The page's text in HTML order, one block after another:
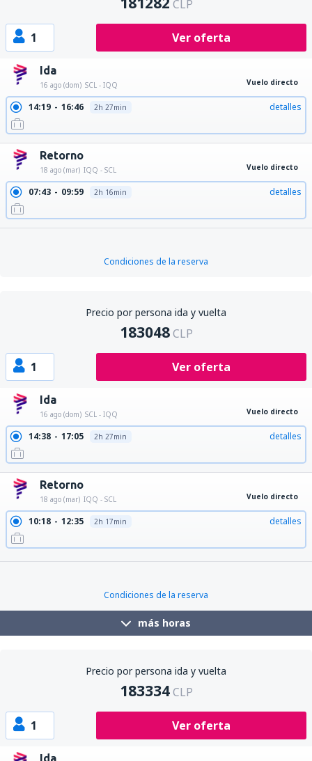
CLP
1 Ver oferta
Ida
16 ago (dom) SCL - IQQ Vuelo directo
14:19 16:46 2h 27min detalles
Retorno
18 ago (mar) IQQ - SCL Vuelo directo
07:43 09:59 2h 16min detalles
Condiciones de la reserva
Precio por persona ida y vuelta
183048 CLP
1 Ver oferta
Ida
16 ago (dom) SCL - IQQ Vuelo directo
14:38 17:05 2h 27min detalles
Retorno
18 ago (mar) IQQ - SCL Vuelo directo
10:18 12:35 2h 17min detalles
Condiciones de la reserva
más horas
Precio por persona ida y vuelta
183334 CLP
1 Ver oferta
Ida